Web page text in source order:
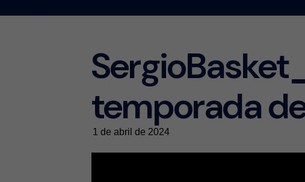
temporada
1 de abril de 2024